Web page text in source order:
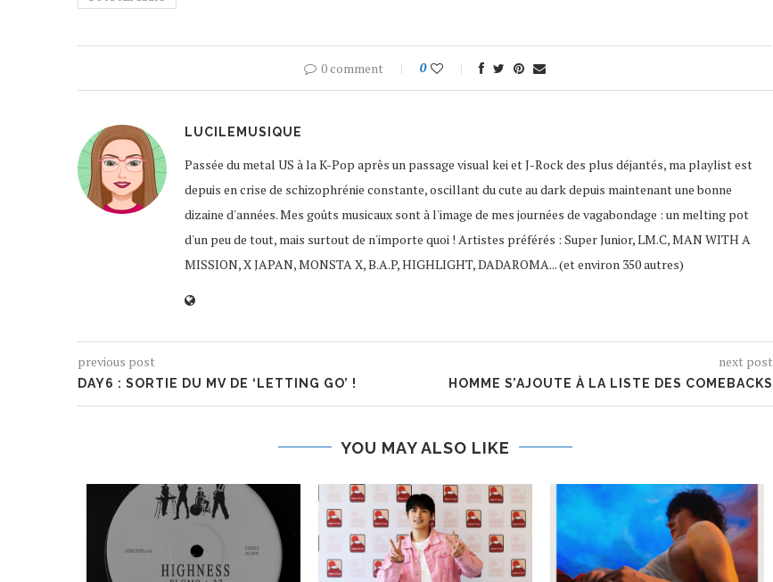
0 comment 0
LUCILEMUSIQUE
Passée du metal US à la K-Pop après un passage visual kei et J-Rock des plus déjantés, ma playlist est
depuis en crise de schizophrénie constante, oscillant du cute au dark depuis maintenant une bonne
dizaine d'années. Mes goûts musicaux sont à l'image de mes journées de vagabondage : un melting pot
d'un peu de tout, mais surtout de n'importe quoi ! Artistes préférés : Super Junior, LM.C, MAN WITH A
MISSION, X JAPAN, MONSTA X, B.A.P, HIGHLIGHT, DADAROMA... (et environ 350 autres)
previous post
DAY6 : SORTIE DU MV DE ‘LETTING GO’ !
next post
HOMME S’AJOUTE À LA LISTE DES COMEBACKS
YOU MAY ALSO LIKE